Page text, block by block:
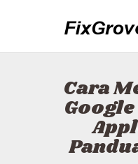
Cara
BERANDA
TENTANG
KONTAK
KEBIJAKAN